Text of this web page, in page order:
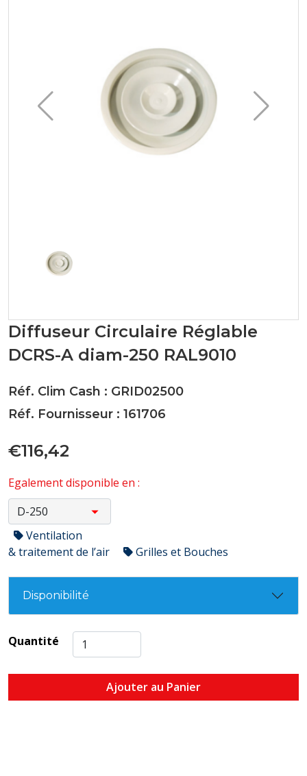
Diffuseur Circulaire Réglable
DCRS-A diam-250 RAL9010
Réf. Clim Cash : GRID02500
Réf. Fournisseur : 161706
€116,42
Egalement disponible en :
Ventilation
& traitement de l’air
Grilles et Bouches
Disponibilité
Quantité
Ajouter au Panier